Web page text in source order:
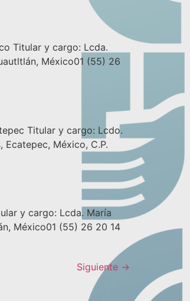
Titular y cargo: Lcda.
México01 (55) 26
Titular y cargo: Lcdo.
Ecatepec, México, C.P.
y cargo: Lcda. María
México01 (55) 26 20 14
Siguiente →